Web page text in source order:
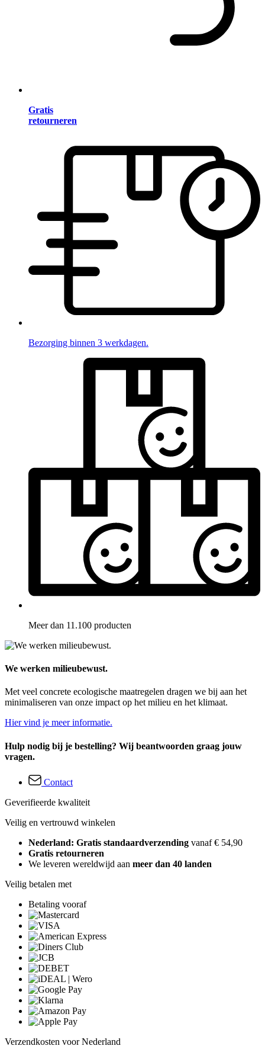
Gratis
retourneren
Bezorging binnen 3 werkdagen.
Meer dan 11.100 producten
We werken milieubewust.
Met veel concrete ecologische maatregelen dragen we bij aan het
minimaliseren van onze impact op het milieu en het klimaat.
Hier vind je meer informatie.
Hulp nodig bij je bestelling? Wij beantwoorden graag jouw
vragen.
Contact
Geverifieerde kwaliteit
Veilig en vertrouwd winkelen
Nederland: Gratis standaardverzending vanaf € 54,90
Gratis retourneren
We leveren wereldwijd aan meer dan 40 landen
Veilig betalen met
Betaling vooraf
Verzendkosten voor Nederland